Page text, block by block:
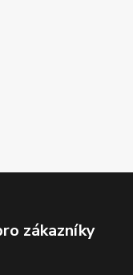
zákazníky